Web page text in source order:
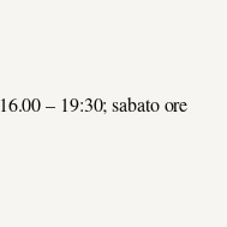
– 19:30; sabato ore